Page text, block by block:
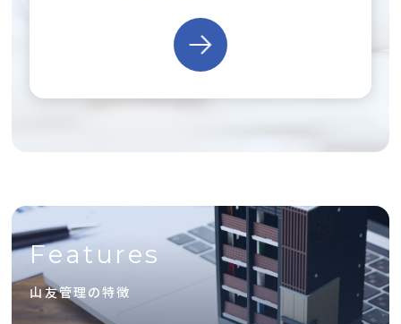
Features
山友管理の特徴